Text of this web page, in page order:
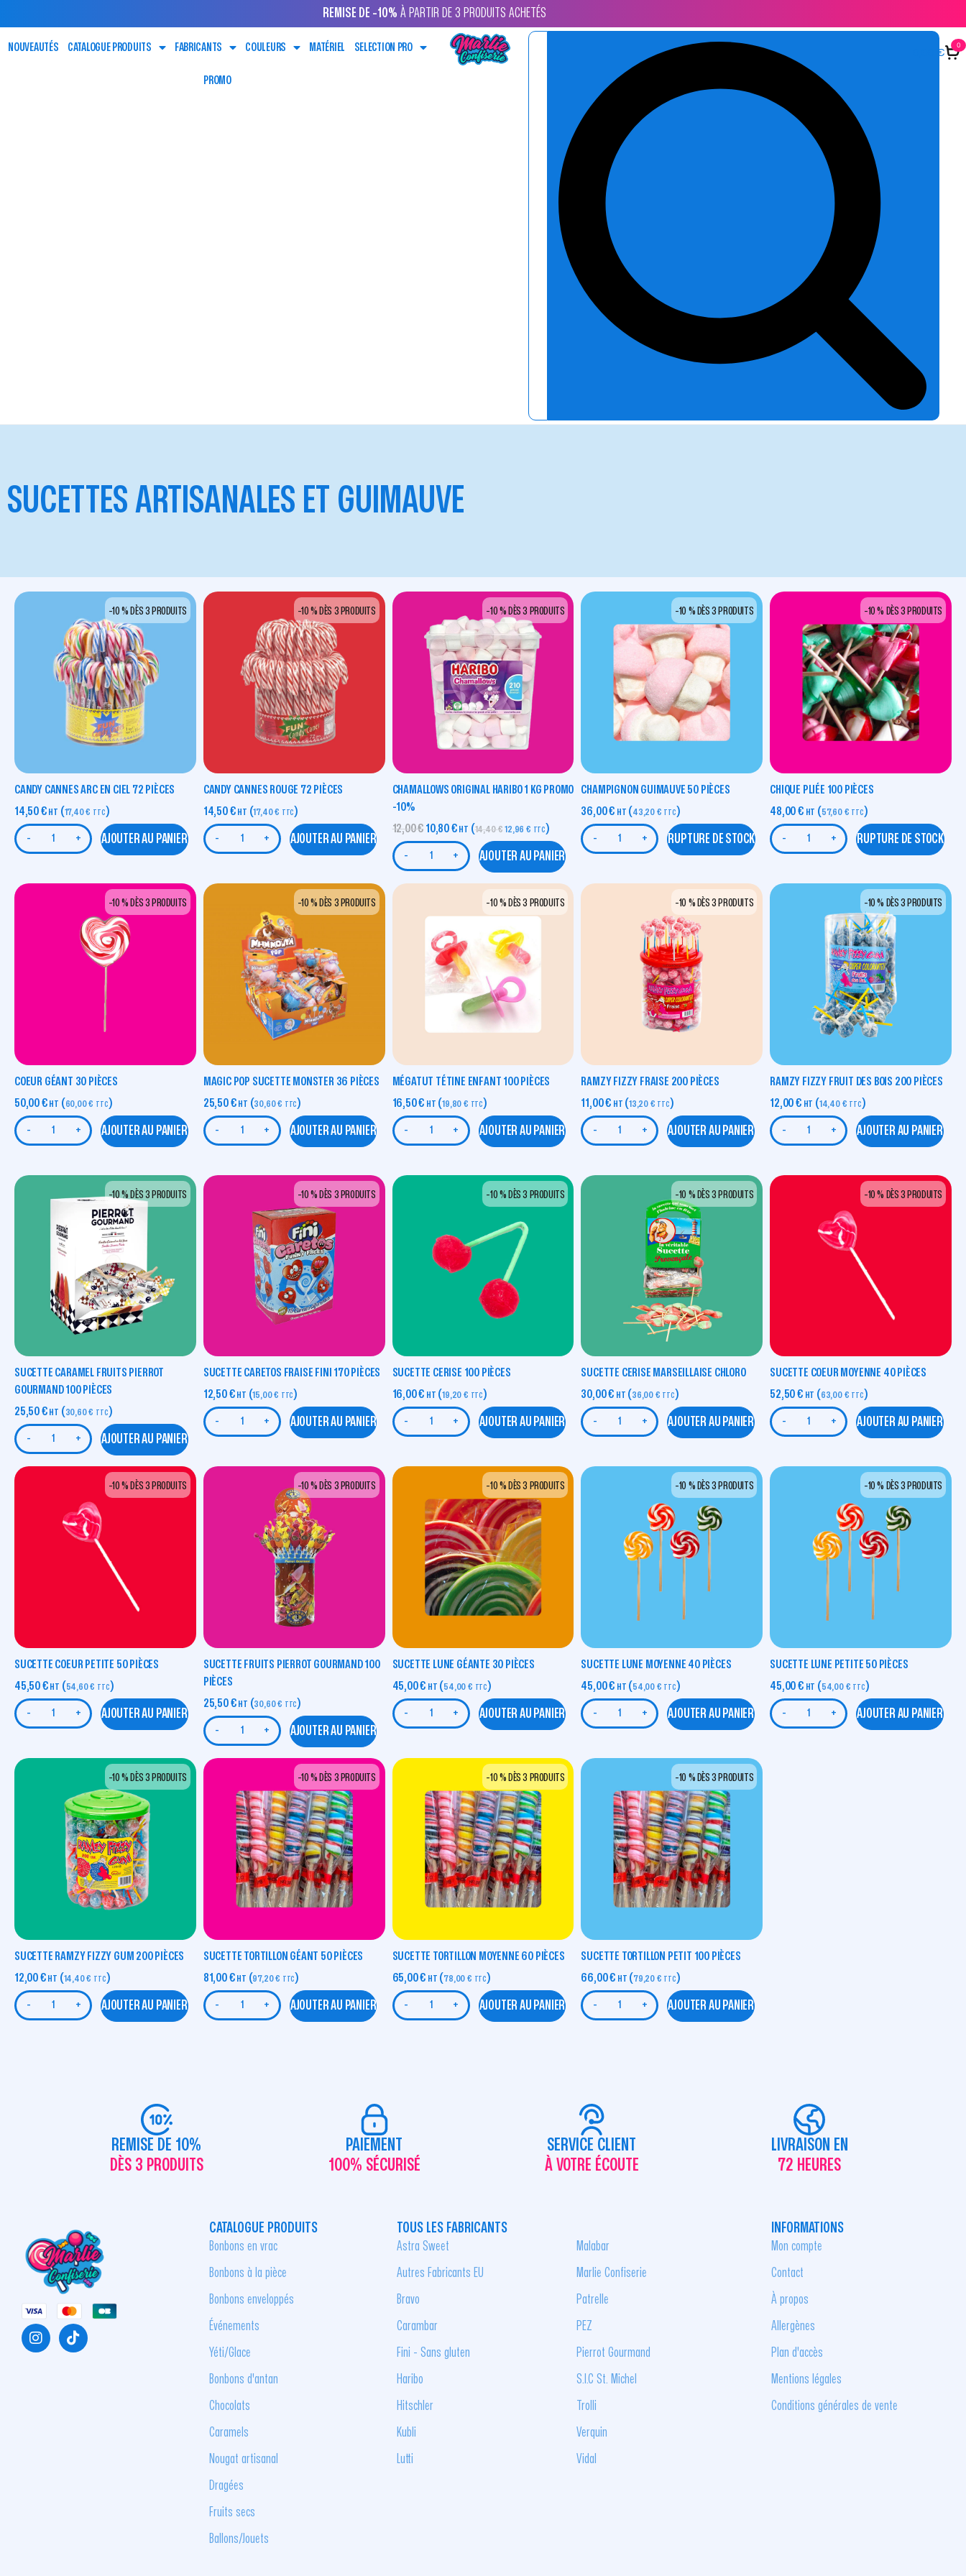
REMISE DE -10% À PARTIR DE 3 PRODUITS ACHETÉS
NOUVEAUTÉS CATALOGUE PRODUITS FABRICANTS COULEURS MATÉRIEL SELECTION PRO
PROMO
€
0
SUCETTES ARTISANALES ET GUIMAUVE
-10 % DÈS 3 PRODUITS
CANDY CANNES ARC EN CIEL 72 PIÈCES
14,50€ HT (17,40€ TTC)
- + AJOUTER AU PANIER
-10 % DÈS 3 PRODUITS
CANDY CANNES ROUGE 72 PIÈCES
14,50€ HT (17,40€ TTC)
- + AJOUTER AU PANIER
-10 % DÈS 3 PRODUITS
CHAMALLOWS ORIGINAL HARIBO 1 KG PROMO
-10%
12,00€ 10,80€ HT (14,40€ 12,96 € TTC)
- + AJOUTER AU PANIER
-10 % DÈS 3 PRODUITS
CHAMPIGNON GUIMAUVE 50 PIÈCES
36,00€ HT (43,20 € TTC)
- + RUPTURE DE STOCK
-10 % DÈS 3 PRODUITS
CHIQUE PLIÉE 100 PIÈCES
48,00€ HT (57,60 € TTC)
- + RUPTURE DE STOCK
-10 % DÈS 3 PRODUITS
COEUR GÉANT 30 PIÈCES
50,00€ HT (60,00€ TTC)
- + AJOUTER AU PANIER
-10 % DÈS 3 PRODUITS
MAGIC POP SUCETTE MONSTER 36 PIÈCES
25,50€ HT (30,60€ TTC)
- + AJOUTER AU PANIER
-10 % DÈS 3 PRODUITS
MÉGATUT TÉTINE ENFANT 100 PIÈCES
16,50€ HT (19,80€ TTC)
- + AJOUTER AU PANIER
-10 % DÈS 3 PRODUITS
RAMZY FIZZY FRAISE 200 PIÈCES
11,00€ HT (13,20 € TTC)
- + AJOUTER AU PANIER
-10 % DÈS 3 PRODUITS
RAMZY FIZZY FRUIT DES BOIS 200 PIÈCES
12,00€ HT (14,40 € TTC)
- + AJOUTER AU PANIER
-10 % DÈS 3 PRODUITS
SUCETTE CARAMEL FRUITS PIERROT
GOURMAND 100 PIÈCES
25,50€ HT (30,60€ TTC)
- + AJOUTER AU PANIER
-10 % DÈS 3 PRODUITS
SUCETTE CARETOS FRAISE FINI 170 PIÈCES
12,50€ HT (15,00€ TTC)
- + AJOUTER AU PANIER
-10 % DÈS 3 PRODUITS
SUCETTE CERISE 100 PIÈCES
16,00€ HT (19,20€ TTC)
- + AJOUTER AU PANIER
-10 % DÈS 3 PRODUITS
SUCETTE CERISE MARSEILLAISE CHLORO
30,00€ HT (36,00 € TTC)
- + AJOUTER AU PANIER
-10 % DÈS 3 PRODUITS
SUCETTE COEUR MOYENNE 40 PIÈCES
52,50€ HT (63,00 € TTC)
- + AJOUTER AU PANIER
-10 % DÈS 3 PRODUITS
SUCETTE COEUR PETITE 50 PIÈCES
45,50€ HT (54,60€ TTC)
- + AJOUTER AU PANIER
-10 % DÈS 3 PRODUITS
SUCETTE FRUITS PIERROT GOURMAND 100
PIÈCES
25,50€ HT (30,60€ TTC)
- + AJOUTER AU PANIER
-10 % DÈS 3 PRODUITS
SUCETTE LUNE GÉANTE 30 PIÈCES
45,00€ HT (54,00€ TTC)
- + AJOUTER AU PANIER
-10 % DÈS 3 PRODUITS
SUCETTE LUNE MOYENNE 40 PIÈCES
45,00€ HT (54,00 € TTC)
- + AJOUTER AU PANIER
-10 % DÈS 3 PRODUITS
SUCETTE LUNE PETITE 50 PIÈCES
45,00€ HT (54,00 € TTC)
- + AJOUTER AU PANIER
-10 % DÈS 3 PRODUITS
SUCETTE RAMZY FIZZY GUM 200 PIÈCES
12,00€ HT (14,40€ TTC)
- + AJOUTER AU PANIER
-10 % DÈS 3 PRODUITS
SUCETTE TORTILLON GÉANT 50 PIÈCES
81,00€ HT (97,20€ TTC)
- + AJOUTER AU PANIER
-10 % DÈS 3 PRODUITS
SUCETTE TORTILLON MOYENNE 60 PIÈCES
65,00€ HT (78,00€ TTC)
- + AJOUTER AU PANIER
-10 % DÈS 3 PRODUITS
SUCETTE TORTILLON PETIT 100 PIÈCES
66,00€ HT (79,20 € TTC)
- + AJOUTER AU PANIER
REMISE DE 10%
DÈS 3 PRODUITS
PAIEMENT
100% SÉCURISÉ
SERVICE CLIENT
À VOTRE ÉCOUTE
LIVRAISON EN
72 HEURES
CATALOGUE PRODUITS
Bonbons en vrac
Bonbons à la pièce
Bonbons enveloppés
Événements
Yéti/Glace
Bonbons d'antan
Chocolats
Caramels
Nougat artisanal
Dragées
Fruits secs
Ballons/Jouets
TOUS LES FABRICANTS
Astra Sweet
Autres Fabricants EU
Bravo
Carambar
Fini - Sans gluten
Haribo
Hitschler
Kubli
Lutti
Malabar
Marlie Confiserie
Patrelle
PEZ
Pierrot Gourmand
S.I.C St. Michel
Trolli
Verquin
Vidal
INFORMATIONS
Mon compte
Contact
À propos
Allergènes
Plan d'accès
Mentions légales
Conditions générales de vente